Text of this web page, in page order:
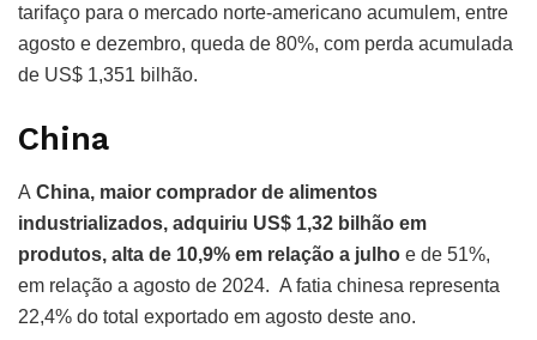
tarifaço para o mercado norte-americano acumulem, entre
agosto e dezembro, queda de 80%, com perda acumulada
de US$ 1,351 bilhão.
China
A China, maior comprador de alimentos
industrializados, adquiriu US$ 1,32 bilhão em
produtos, alta de 10,9% em relação a julho e de 51%,
em relação a agosto de 2024. A fatia chinesa representa
22,4% do total exportado em agosto deste ano.